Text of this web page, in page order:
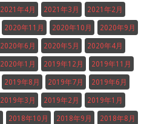
2021年4月 2021年3月 2021年2月
2020年11月 2020年10月 2020年9月
2020年6月 2020年5月 2020年4月
2020年1月 2019年12月 2019年11月
2019年8月 2019年7月 2019年6月
2019年3月 2019年2月 2019年1月
2018年10月 2018年9月 2018年8月